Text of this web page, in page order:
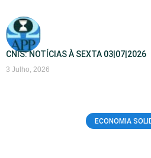
CNIS: NOTÍCIAS À SEXTA 03|07|2026
3 Julho, 2026
ECONOMIA